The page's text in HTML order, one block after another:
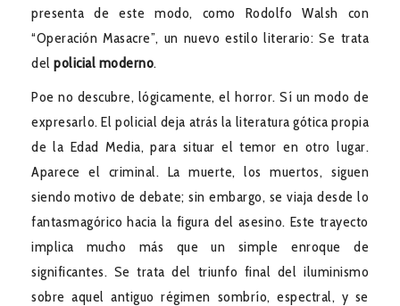
presenta de este modo, como Rodolfo Walsh con
“Operación Masacre”, un nuevo estilo literario: Se trata
del policial moderno.
Poe no descubre, lógicamente, el horror. Sí un modo de
expresarlo. El policial deja atrás la literatura gótica propia
de la Edad Media, para situar el temor en otro lugar.
Aparece el criminal. La muerte, los muertos, siguen
siendo motivo de debate; sin embargo, se viaja desde lo
fantasmagórico hacia la figura del asesino. Este trayecto
implica mucho más que un simple enroque de
significantes. Se trata del triunfo final del iluminismo
sobre aquel antiguo régimen sombrío, espectral, y se